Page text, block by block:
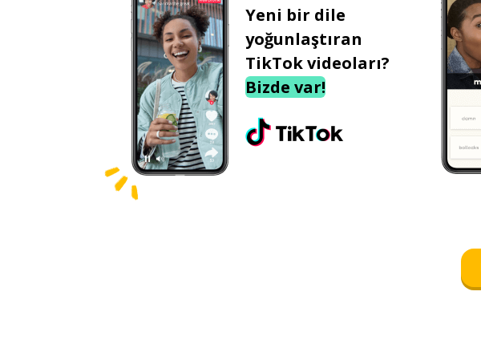
Yeni bir dile
yoğunlaştıran
TikTok videoları?
Bizde var!